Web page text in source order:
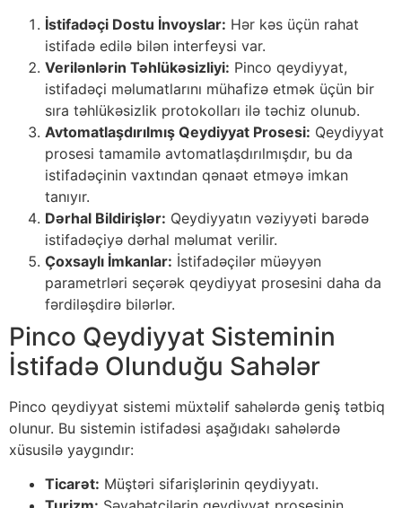
İstifadəçi Dostu İnvoyslar: Hər kəs üçün rahat
istifadə edilə bilən interfeysi var.
Verilənlərin Təhlükəsizliyi: Pinco qeydiyyat,
istifadəçi məlumatlarını mühafizə etmək üçün bir
sıra təhlükəsizlik protokolları ilə təchiz olunub.
Avtomatlaşdırılmış Qeydiyyat Prosesi: Qeydiyyat
prosesi tamamilə avtomatlaşdırılmışdır, bu da
istifadəçinin vaxtından qənaət etməyə imkan
tanıyır.
Dərhal Bildirişlər: Qeydiyyatın vəziyyəti barədə
istifadəçiyə dərhal məlumat verilir.
Çoxsaylı İmkanlar: İstifadəçilər müəyyən
parametrləri seçərək qeydiyyat prosesini daha da
fərdiləşdirə bilərlər.
Pinco Qeydiyyat Sisteminin
İstifadə Olunduğu Sahələr
Pinco qeydiyyat sistemi müxtəlif sahələrdə geniş tətbiq
olunur. Bu sistemin istifadəsi aşağıdakı sahələrdə
xüsusilə yaygındır:
Ticarət: Müştəri sifarişlərinin qeydiyyatı.